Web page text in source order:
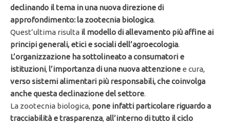
declinando il tema in una nuova direzione di
approfondimento: la zootecnia biologica.
Quest’ultima risulta il modello di allevamento più affine ai
principi generali, etici e sociali dell’agroecologia.
L’organizzazione ha sottolineato a consumatori e
istituzioni,l’importanza di una nuova attenzione e cura,
verso sistemi alimentari più responsabili,che coinvolga
anche questa declinazione del settore.
La zootecnia biologica, pone infatti particolare riguardo a
tracciabilità e trasparenza,all’interno di tutto il ciclo